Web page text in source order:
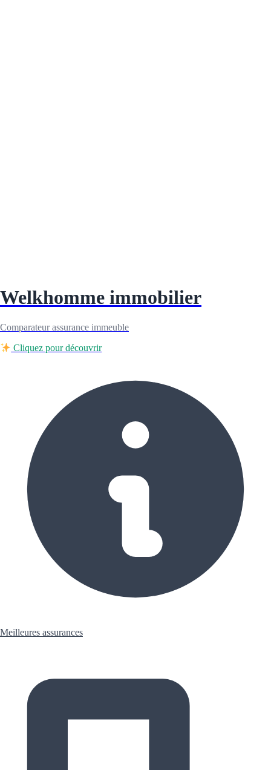
Welkhomme immobilier
Comparateur assurance immeuble
Cliquez pour découvrir
Meilleures assurances